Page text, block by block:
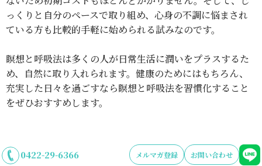
っくりと自分のペースで取り組め、心身の不調に悩まされ
ている方も比較的手軽に始められる試みなのです。
瞑想と呼吸法は多くの人が日常生活に潤いをプラスするた
め、自然に取り入れられます。健康のためにはもちろん、
充実した日々を過ごすなら瞑想と呼吸法を習慣化すること
をぜひおすすめします。
0422-29-6366 メルマガ登録 お問い合わせ